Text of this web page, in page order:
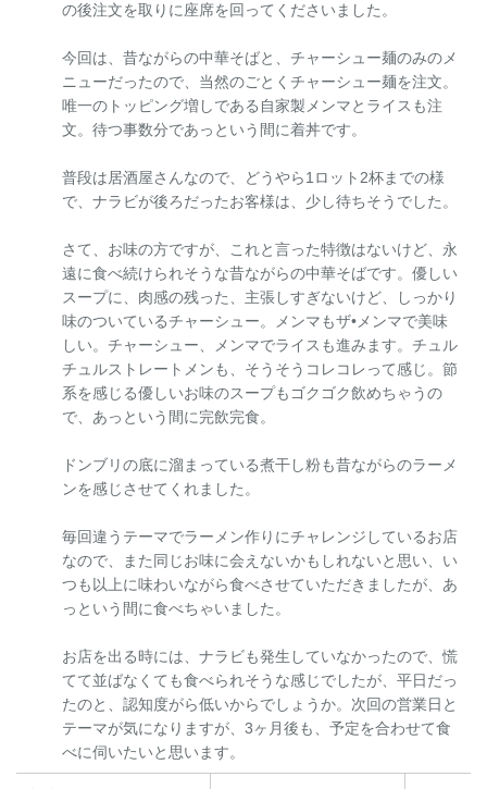
の後注文を取りに座席を回ってくださいました。
今回は、昔ながらの中華そばと、チャーシュー麺のみのメ
ニューだったので、当然のごとくチャーシュー麺を注文。
唯一のトッピング増しである自家製メンマとライスも注
文。待つ事数分であっという間に着丼です。
普段は居酒屋さんなので、どうやら1ロット2杯までの様
で、ナラビが後ろだったお客様は、少し待ちそうでした。
さて、お味の方ですが、これと言った特徴はないけど、永
遠に食べ続けられそうな昔ながらの中華そばです。優しい
スープに、肉感の残った、主張しすぎないけど、しっかり
味のついているチャーシュー。メンマもザ•メンマで美味
しい。チャーシュー、メンマでライスも進みます。チュル
チュルストレートメンも、そうそうコレコレって感じ。節
系を感じる優しいお味のスープもゴクゴク飲めちゃうの
で、あっという間に完飲完食。
ドンブリの底に溜まっている煮干し粉も昔ながらのラーメ
ンを感じさせてくれました。
毎回違うテーマでラーメン作りにチャレンジしているお店
なので、また同じお味に会えないかもしれないと思い、い
つも以上に味わいながら食べさせていただきましたが、あ
っという間に食べちゃいました。
お店を出る時には、ナラビも発生していなかったので、慌
てて並ばなくても食べられそうな感じでしたが、平日だっ
たのと、認知度がら低いからでしょうか。次回の営業日と
テーマが気になりますが、3ヶ月後も、予定を合わせて食
べに伺いたいと思います。